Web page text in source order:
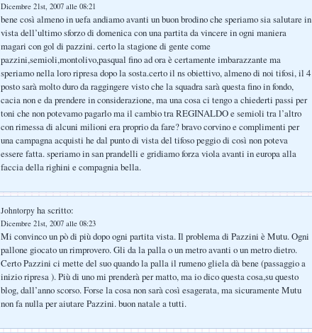
Dicembre 21st, 2007 alle 08:21
bene così almeno in uefa andiamo avanti un buon brodino che speriamo sia salutare in
vista dell’ultimo sforzo di domenica con una partita da vincere in ogni maniera
magari con gol di pazzini. certo la stagione di gente come
pazzini,semioli,montolivo,pasqual fino ad ora è certamente imbarazzante ma
speriamo nella loro ripresa dopo la sosta.certo il ns obiettivo, almeno di noi tifosi, il 4
posto sarà molto duro da raggingere visto che la squadra sarà questa fino in fondo,
cacia non e da prendere in considerazione, ma una cosa ci tengo a chiederti passi per
toni che non potevamo pagarlo ma il cambio tra REGINALDO e semioli tra l’altro
con rimessa di alcuni milioni era proprio da fare? bravo corvino e complimenti per
una campagna acquisti he dal punto di vista del tifoso peggio di così non poteva
essere fatta. speriamo in san prandelli e gridiamo forza viola avanti in europa alla
faccia della righini e compagnia bella.
Johntorpy ha scritto:
Dicembre 21st, 2007 alle 08:23
Mi convinco un pò di più dopo ogni partita vista. Il problema di Pazzini è Mutu. Ogni
pallone giocato un rimprovero. Gli da la palla o un metro avanti o un metro dietro.
Certo Pazzini ci mette del suo quando la palla il rumeno gliela dà bene (passaggio a
inizio ripresa ). Più di uno mi prenderà per matto, ma io dico questa cosa,su questo
blog, dall’anno scorso. Forse la cosa non sarà così esagerata, ma sicuramente Mutu
non fa nulla per aiutare Pazzini. buon natale a tutti.